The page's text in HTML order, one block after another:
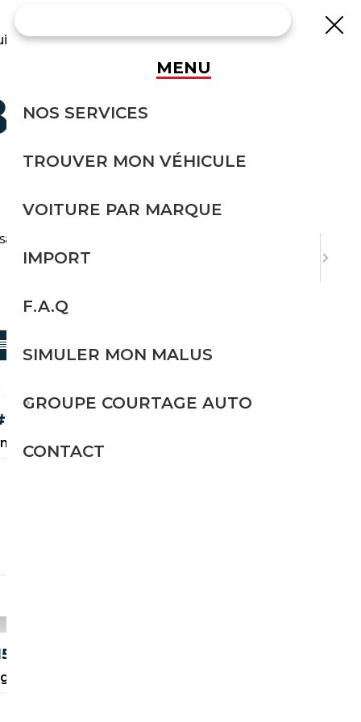
effort avec Courtage Auto.
1.5 BLUE DCI 95CH
CV 5P.
Climatisation, ...
MENU
NOS SERVICES
TROUVER MON VÉHICULE
VOITURE PAR MARQUE
IMPORT
F.A.Q
SIMULER MON MALUS
GROUPE COURTAGE AUTO
CONTACT